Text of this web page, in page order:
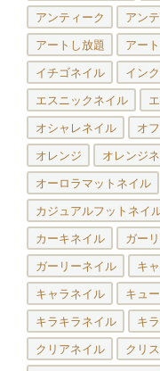
アンティーク アン
アートし放題 アー
イチゴネイル イン
エスニックネイル
オシャレネイル オ
オレンジ オレンジ
オーロラマットネイル
カジュアルフットネイ
カーキネイル ガー
ガーリーネイル キ
キャラネイル キュ
キラキラネイル キ
クリアネイル クリ